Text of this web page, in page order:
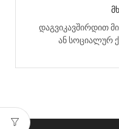
დაგვიკავშირდით
ან სოციალურ